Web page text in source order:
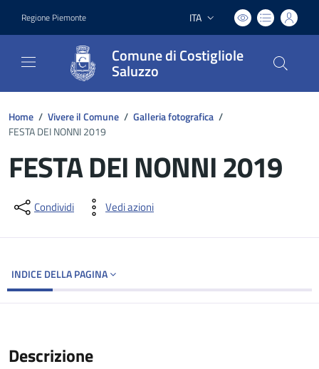
Regione Piemonte Lingua attiva:
ITA
Comune di Costigliole
Saluzzo
Home / Vivere il Comune / Galleria fotografica /
FESTA DEI NONNI 2019
FESTA DEI NONNI 2019
Dettagli del documento
Condividi Vedi azioni
INDICE DELLA PAGINA
Descrizione